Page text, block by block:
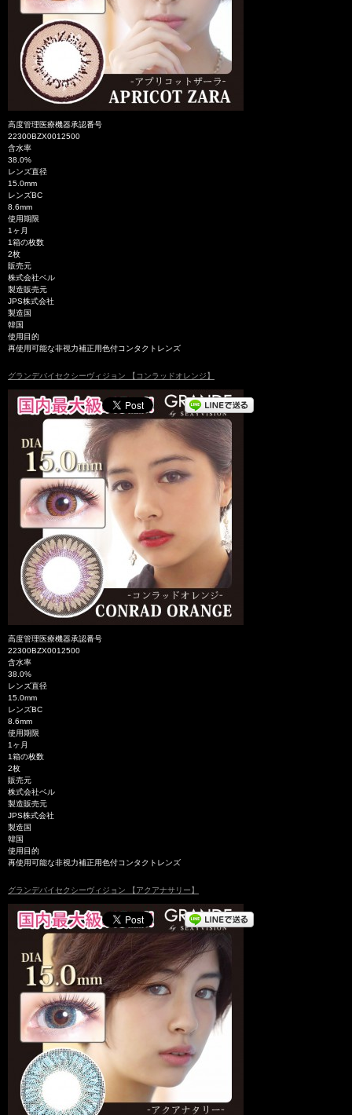
高度管理医療機器承認番号
22300BZX0012500
含水率
38.0%
レンズ直径
15.0mm
レンズBC
8.6mm
使用期限
1ヶ月
1箱の枚数
2枚
販売元
株式会社ベル
製造販売元
JPS株式会社
製造国
韓国
使用目的
再使用可能な非視力補正用色付コンタクトレンズ
グランデバイセクシーヴィジョン 【コンラッドオレンジ】
高度管理医療機器承認番号
22300BZX0012500
含水率
38.0%
レンズ直径
15.0mm
レンズBC
8.6mm
使用期限
1ヶ月
1箱の枚数
2枚
販売元
株式会社ベル
製造販売元
JPS株式会社
製造国
韓国
使用目的
再使用可能な非視力補正用色付コンタクトレンズ
グランデバイセクシーヴィジョン 【アクアナサリー】